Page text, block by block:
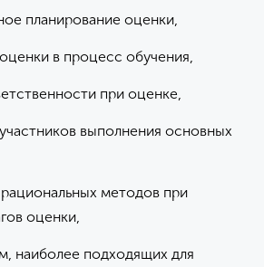
планирование оценки,
в процесс обучения,
при оценке,
выполнения основных
методов при
оценки,
наиболее подходящих для